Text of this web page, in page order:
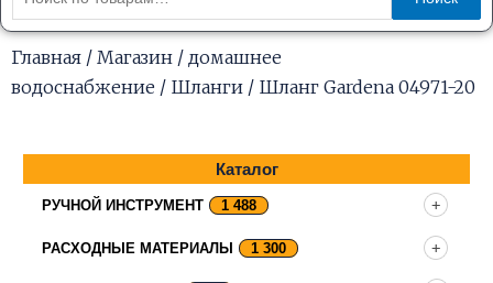
Главная / Магазин / домашнее
водоснабжение / Шланги / Шланг Gardena 04971-20
Каталог
РУЧНОЙ ИНСТРУМЕНТ 1 488
РАСХОДНЫЕ МАТЕРИАЛЫ 1 300